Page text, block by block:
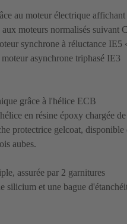
au moteur électrique affichant
aux moteurs normalisés suivant
synchrone à réluctance IE5
asynchrone triphasé IE3
grâce à l'hélice ECB
en résine époxy chargée de
protectrice gelcoat, disponible
aubes.
assurée par 2 garnitures
silicium et une bague